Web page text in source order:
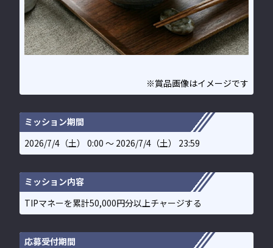
※賞品画像はイメージです
ミッション期間
2026/7/4（土） 0:00 〜 2026/7/4（土） 23:59
ミッション内容
TIPマネーを累計50,000円分以上チャージする
応募受付期間